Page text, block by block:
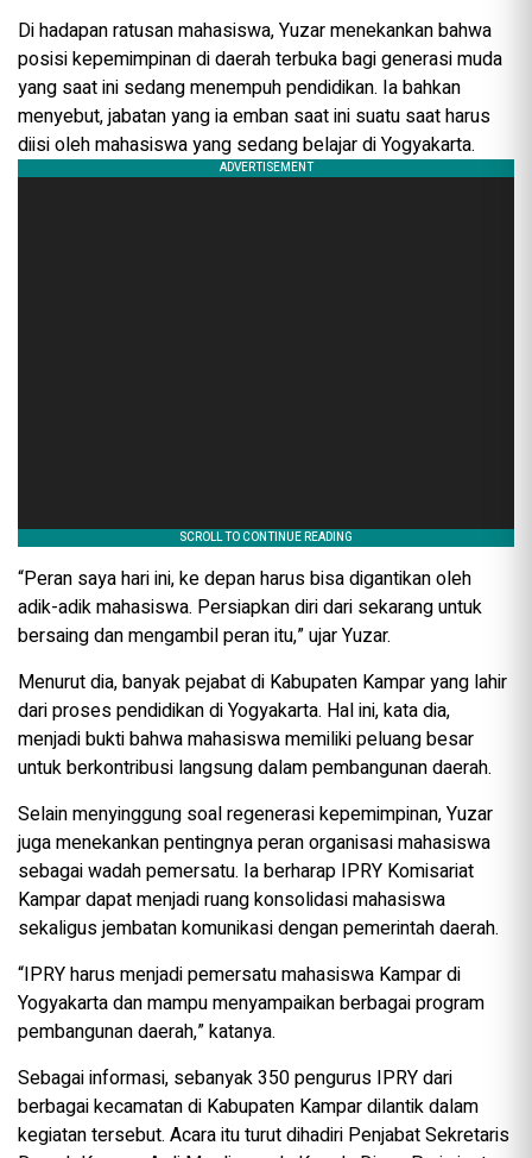
Di hadapan ratusan mahasiswa, Yuzar menekankan bahwa
posisi kepemimpinan di daerah terbuka bagi generasi muda
yang saat ini sedang menempuh pendidikan. Ia bahkan
menyebut, jabatan yang ia emban saat ini suatu saat harus
diisi oleh mahasiswa yang sedang belajar di Yogyakarta.
“Peran saya hari ini, ke depan harus bisa digantikan oleh
adik-adik mahasiswa. Persiapkan diri dari sekarang untuk
bersaing dan mengambil peran itu,” ujar Yuzar.
Menurut dia, banyak pejabat di Kabupaten Kampar yang lahir
dari proses pendidikan di Yogyakarta. Hal ini, kata dia,
menjadi bukti bahwa mahasiswa memiliki peluang besar
untuk berkontribusi langsung dalam pembangunan daerah.
Selain menyinggung soal regenerasi kepemimpinan, Yuzar
juga menekankan pentingnya peran organisasi mahasiswa
sebagai wadah pemersatu. Ia berharap IPRY Komisariat
Kampar dapat menjadi ruang konsolidasi mahasiswa
sekaligus jembatan komunikasi dengan pemerintah daerah.
“IPRY harus menjadi pemersatu mahasiswa Kampar di
Yogyakarta dan mampu menyampaikan berbagai program
pembangunan daerah,” katanya.
Sebagai informasi, sebanyak 350 pengurus IPRY dari
berbagai kecamatan di Kabupaten Kampar dilantik dalam
kegiatan tersebut. Acara itu turut dihadiri Penjabat Sekretaris